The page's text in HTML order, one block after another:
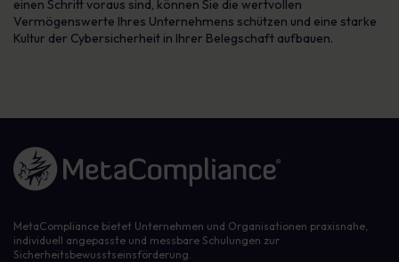
einen Schritt voraus sind, können Sie die wertvollen
Vermögenswerte Ihres Unternehmens schützen und eine starke
Kultur der Cybersicherheit in Ihrer Belegschaft aufbauen.
Link zur Homepage
MetaCompliance bietet Unternehmen und Organisationen praxisnahe,
individuell angepasste und messbare Schulungen zur
Sicherheitsbewusstseinsförderung.